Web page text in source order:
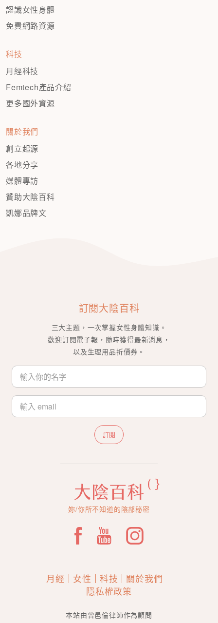
認識女性身體
免費網路資源
科技
月經科技
Femtech產品介紹
更多國外資源
關於我們
創立起源
各地分享
媒體專訪
贊助大陰百科
凱娜品牌文
訂閱大陰百科
三大主題，一次掌握女性身體知識。
歡迎訂閱電子報，隨時獲得最新消息，
以及生理用品折價券。
訂閱
妳/你所不知道的陰部秘密
月經 女性 科技
關於我們
隱私權政策
本站由曾邑倫律師作為顧問